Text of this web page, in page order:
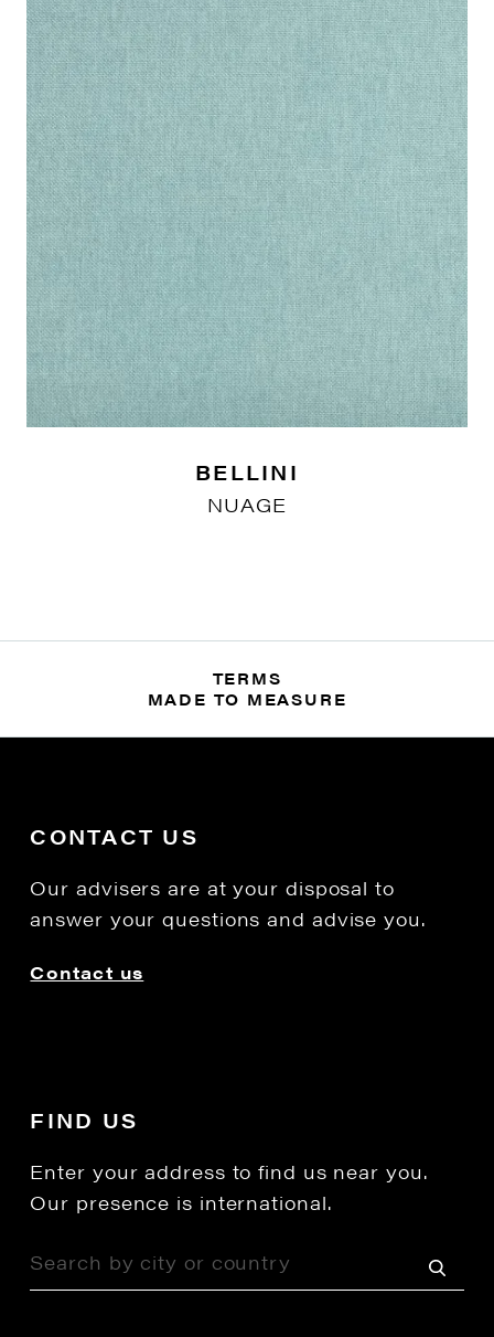
BELLINI
NUAGE
TERMS
MADE TO MEASURE
CONTACT US
Our advisers are at your disposal to
answer your questions and advise you.
Contact us
FIND US
Enter your address to find us near you.
Our presence is international.